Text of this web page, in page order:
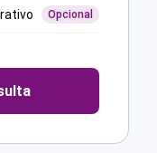
Opcional